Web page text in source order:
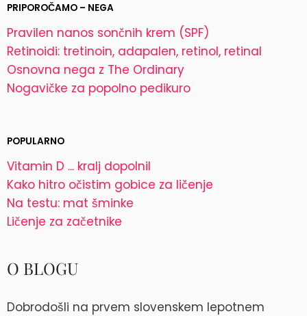
PRIPOROČAMO – NEGA
Pravilen nanos sončnih krem (SPF)
Retinoidi: tretinoin, adapalen, retinol, retinal
Osnovna nega z The Ordinary
Nogavičke za popolno pedikuro
POPULARNO
Vitamin D ... kralj dopolnil
Kako hitro očistim gobice za ličenje
Na testu: mat šminke
Ličenje za začetnike
O BLOGU
Dobrodošli na prvem slovenskem lepotnem